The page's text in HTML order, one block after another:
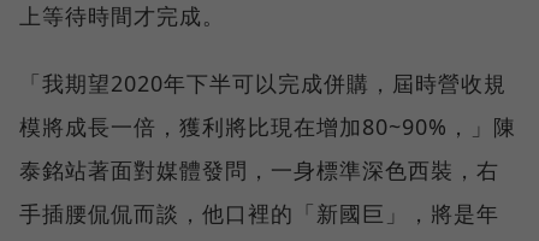
上等待時間才完成。
「我期望2020年下半可以完成併購，屆時營收規
模將成長一倍，獲利將比現在增加80~90%，」陳
泰銘站著面對媒體發問，一身標準深色西裝，右
手插腰侃侃而談，他口裡的「新國巨」，將是年